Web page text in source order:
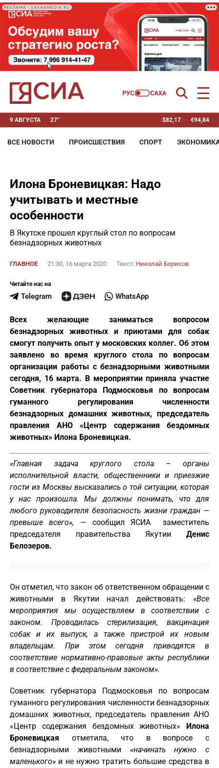
РЕКЛАМА • SAKHAMEDIA.RU
9 АВГУСТА 27° $82,17 €94,84
ВСЕ НОВОСТИ ПРОИСШЕСТВИЯ СПОРТ
Илона Броневицкая: Надо
учитывать и местные
особенности
В Якутске прошел круглый стол по вопросам
безнадзорных животных
ГЛАВНОЕ 21:30, 16 марта 2020 Текст: Николай Борисов
Читайте нас на
Telegram WhatsApp
Всех желающие заниматься вопросом
безнадзорных животных и приютами для собак
смогут получить опыт у московских коллег. Об этом
заявлено во время круглого стола по вопросам
организации работы с безнадзорными животными
сегодня, 16 марта. В мероприятии приняла участие
Советник губернатора Подмосковья по вопросам
гуманного регулирования численности
безнадзорных домашних животных, председатель
правления АНО «Центр содержания бездомных
животных» Илона Броневицкая.
«Главная задача круглого стола – органы
исполнительной власти, общественники и приезжие
гости из Москвы высказались о той ситуации, которая
у нас произошла. Мы должны понимать, что для
любого руководителя безопасность жизни граждан —
превыше всего», — сообщил ЯСИА заместитель
председателя правительства Якутии Денис
Белозеров.
Он отметил, что закон об ответственном обращении с
животными в Якутии начал действовать: «Все
мероприятия мы осуществляем в соответствии с
законом. Проводилась стерилизация, вакцинация
собак и их выпуск, а также пристрой их новым
владельцам. При этом сегодня приводятся в
соответствие нормативно-правовые акты республики
в соответствие с федеральным законом».
Советник губернатора Подмосковья по вопросам
гуманного регулирования численности безнадзорных
домашних животных, председатель правления АНО
«Центр содержания бездомных животных» Илона
Броневицкая отметила, что в вопросе с
безнадзорными животными «начинать нужно с
маленького» и не нужно тратить большие средства в